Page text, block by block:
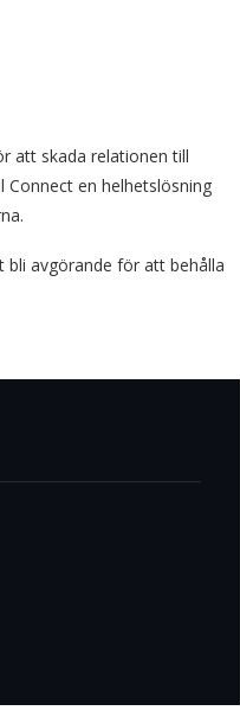
att skada relationen till
en helhetslösning
bli avgörande för att behålla